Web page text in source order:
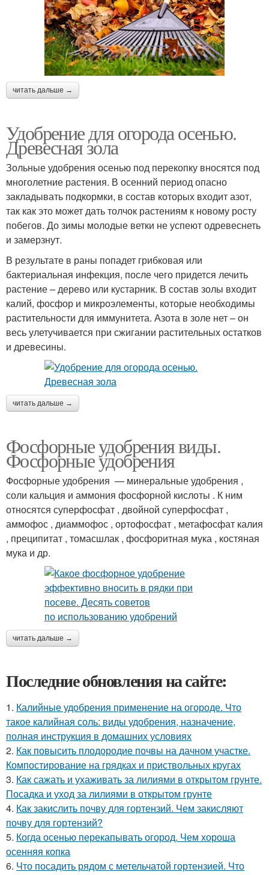
читать дальше →
Удобрение для огорода осенью.
Древесная зола
Зольные удобрения осенью под перекопку вносятся под
многолетние растения. В осенний период опасно
закладывать подкормки, в состав которых входит азот,
так как это может дать толчок растениям к новому росту
побегов. До зимы молодые ветки не успеют одревеснеть
и замерзнут.
В результате в раны попадет грибковая или
бактериальная инфекция, после чего придется лечить
растение – дерево или кустарник. В состав золы входит
калий, фосфор и микроэлементы, которые необходимы
растительности для иммунитета. Азота в золе нет – он
весь улетучивается при сжигании растительных остатков
и древесины.
читать дальше →
Фосфорные удобрения виды.
Фосфорные удобрения
Фосфорные удобрения — минеральные удобрения ,
соли кальция и аммония фосфорной кислоты . К ним
относятся суперфосфат , двойной суперфосфат ,
аммофос , диаммофос , ортофосфат , метафосфат калия
, преципитат , томасшлак , фосфоритная мука , костяная
мука и др.
читать дальше →
Последние обновления на сайте:
1. Калийные удобрения применение на огороде. Что
такое калийная соль: виды удобрения, назначение,
полная инструкция в домашних условиях
2. Как повысить плодородие почвы на дачном участке.
Компостирование на грядках и приствольных кругах
3. Как сажать и ухаживать за лилиями в открытом грунте.
Посадка и уход за лилиями в открытом грунте
4. Как закислить почву для гортензий. Чем закисляют
почву для гортензий?
5. Когда осенью перекапывать огород. Чем хороша
осенняя копка
6. Что посадить рядом с метельчатой гортензией. Что